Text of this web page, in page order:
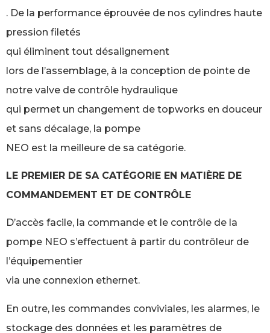
. De la performance éprouvée de nos cylindres haute
pression filetés
qui éliminent tout désalignement
lors de l’assemblage, à la conception de pointe de
notre valve de contrôle hydraulique
qui permet un changement de topworks en douceur
et sans décalage, la pompe
NEO est la meilleure de sa catégorie.
LE PREMIER DE SA CATÉGORIE EN MATIÈRE DE
COMMANDEMENT ET DE CONTRÔLE
D’accès facile, la commande et le contrôle de la
pompe NEO s’effectuent à partir du contrôleur de
l’équipementier
via une connexion ethernet.
En outre, les commandes conviviales, les alarmes, le
stockage des données et les paramètres de